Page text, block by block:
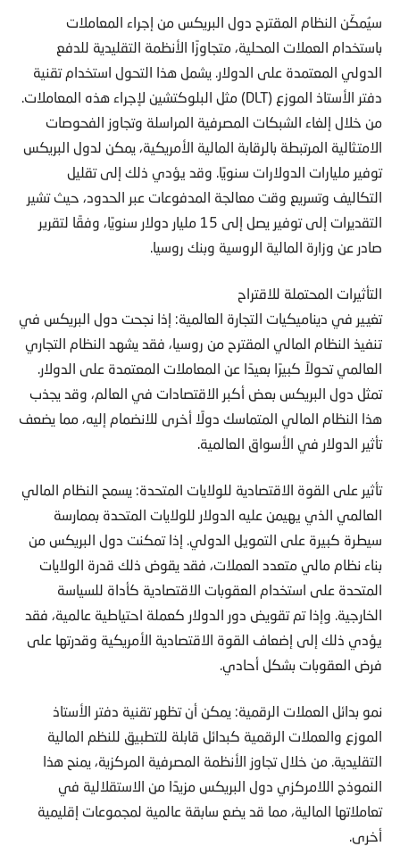
سيُمكّن النظام المقترح دول البريكس من إجراء المعاملات
باستخدام العملات المحلية، متجاوزًا الأنظمة التقليدية للدفع
الدولي المعتمدة على الدولار. يشمل هذا التحول استخدام تقنية
دفتر الأستاذ الموزع (DLT) مثل البلوكتشين لإجراء هذه المعاملات.
من خلال إلغاء الشبكات المصرفية المراسلة وتجاوز الفحوصات
الامتثالية المرتبطة بالرقابة المالية الأمريكية، يمكن لدول البريكس
توفير مليارات الدولارات سنويًا. وقد يؤدي ذلك إلى تقليل
التكاليف وتسريع وقت معالجة المدفوعات عبر الحدود، حيث تشير
التقديرات إلى توفير يصل إلى 15 مليار دولار سنويًا، وفقًا لتقرير
صادر عن وزارة المالية الروسية وبنك روسيا.
التأثيرات المحتملة للاقتراح
تغيير في ديناميكيات التجارة العالمية: إذا نجحت دول البريكس في
تنفيذ النظام المالي المقترح من روسيا، فقد يشهد النظام التجاري
العالمي تحولاً كبيرًا بعيدًا عن المعاملات المعتمدة على الدولار.
تمثل دول البريكس بعض أكبر الاقتصادات في العالم، وقد يجذب
هذا النظام المالي المتماسك دولًا أخرى للانضمام إليه، مما يضعف
تأثير الدولار في الأسواق العالمية.
تأثير على القوة الاقتصادية للولايات المتحدة: يسمح النظام المالي
العالمي الذي يهيمن عليه الدولار للولايات المتحدة بممارسة
سيطرة كبيرة على التمويل الدولي. إذا تمكنت دول البريكس من
بناء نظام مالي متعدد العملات، فقد يقوض ذلك قدرة الولايات
المتحدة على استخدام العقوبات الاقتصادية كأداة للسياسة
الخارجية. وإذا تم تقويض دور الدولار كعملة احتياطية عالمية، فقد
يؤدي ذلك إلى إضعاف القوة الاقتصادية الأمريكية وقدرتها على
فرض العقوبات بشكل أحادي.
نمو بدائل العملات الرقمية: يمكن أن تظهر تقنية دفتر الأستاذ
الموزع والعملات الرقمية كبدائل قابلة للتطبيق للنظم المالية
التقليدية. من خلال تجاوز الأنظمة المصرفية المركزية، يمنح هذا
النموذج اللامركزي دول البريكس مزيدًا من الاستقلالية في
تعاملاتها المالية، مما قد يضع سابقة عالمية لمجموعات إقليمية
أخرى.